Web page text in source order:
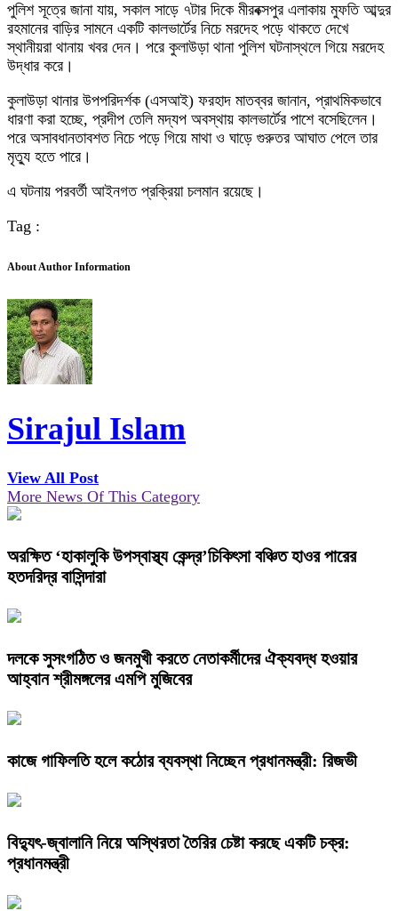
পুলিশ সূত্রে জানা যায়, সকাল সাড়ে ৭টার দিকে মীরবক্সপুর এলাকায় মুফতি আব্দুর
রহমানের বাড়ির সামনে একটি কালভার্টের নিচে মরদেহ পড়ে থাকতে দেখে
স্থানীয়রা থানায় খবর দেন। পরে কুলাউড়া থানা পুলিশ ঘটনাস্থলে গিয়ে মরদেহ
উদ্ধার করে।
কুলাউড়া থানার উপপরিদর্শক (এসআই) ফরহাদ মাতব্বর জানান, প্রাথমিকভাবে
ধারণা করা হচ্ছে, প্রদীপ তেলি মদ্যপ অবস্থায় কালভার্টের পাশে বসেছিলেন।
পরে অসাবধানতাবশত নিচে পড়ে গিয়ে মাথা ও ঘাড়ে গুরুতর আঘাত পেলে তার
মৃত্যু হতে পারে।
এ ঘটনায় পরবর্তী আইনগত প্রক্রিয়া চলমান রয়েছে।
Tag :
About Author Information
Sirajul Islam
View All Post
More News Of This Category
অরক্ষিত ‘হাকালুকি উপস্বাস্থ্য কেন্দ্র’চিকিৎসা বঞ্চিত হাওর পারের
হতদরিদ্র বাসিন্দারা
দলকে সুসংগঠিত ও জনমুখী করতে নেতাকর্মীদের ঐক্যবদ্ধ হওয়ার
আহ্বান শ্রীমঙ্গলের এমপি মুজিবের
কাজে গাফিলতি হলে কঠোর ব্যবস্থা নিচ্ছেন প্রধানমন্ত্রী: রিজভী
বিদ্যুৎ-জ্বালানি নিয়ে অস্থিরতা তৈরির চেষ্টা করছে একটি চক্র:
প্রধানমন্ত্রী